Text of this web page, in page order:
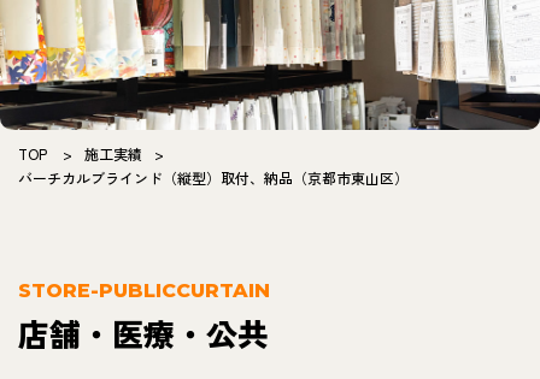
TOP > 施工実績
>
バーチカルブラインド（縦型）取付、納品（京都市東山区）
STORE-PUBLICCURTAIN
店舗・医療・公共